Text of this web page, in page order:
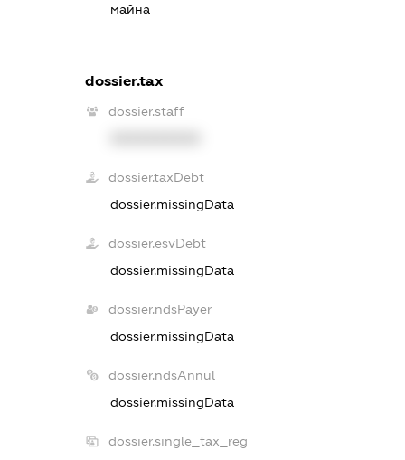
майна
dossier.tax
dossier.staff
dossier.taxDebt
dossier.missingData
dossier.esvDebt
dossier.missingData
dossier.ndsPayer
dossier.missingData
dossier.ndsAnnul
dossier.missingData
dossier.single_tax_reg